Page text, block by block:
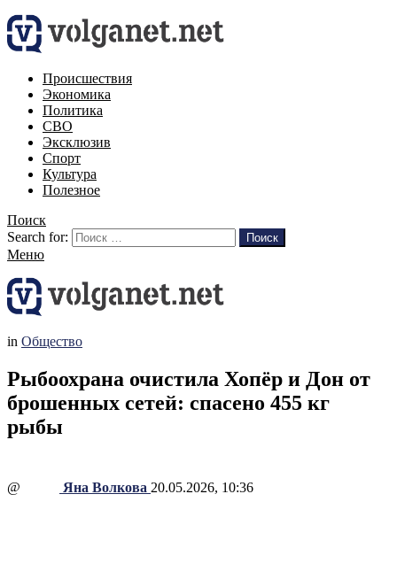
Происшествия
Экономика
Политика
СВО
Эксклюзив
Спорт
Культура
Полезное
Поиск
Search for:
Поиск
Меню
in Общество
Рыбоохрана очистила Хопёр и Дон от
брошенных сетей: спасено 455 кг
рыбы
@ Яна Волкова 20.05.2026, 10:36